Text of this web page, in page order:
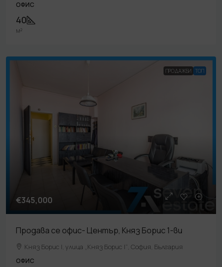
ОФИС
40
м²
ПРОДАЖБИ TOП
€345,000
Продава се офис- Център, Княз Борис 1-ви
Княз Борис I, улица „Княз Борис I“, София, България
ОФИС